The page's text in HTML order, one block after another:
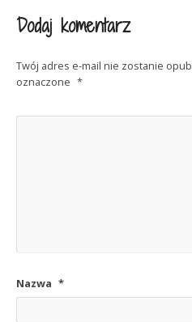
Dodaj komentarz
Twój adres e-mail nie zostanie
oznaczone *
Nazwa *